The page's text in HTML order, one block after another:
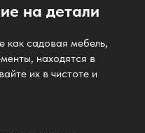
на детали
как садовая мебель,
находятся в
их в чистоте и